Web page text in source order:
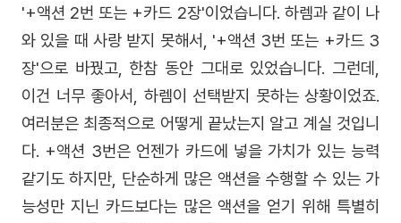
'+액션 2번 또는 +카드 2장'이었습니다. 하렘과 같이 나
와 있을 때 사랑 받지 못해서, '+액션 3번 또는 +카드 3
장'으로 바꿨고, 한참 동안 그대로 있었습니다. 그런데,
이건 너무 좋아서, 하렘이 선택받지 못하는 상황이었죠.
여러분은 최종적으로 어떻게 끝났는지 알고 계실 것입니
다. +액션 3번은 언젠가 카드에 넣을 가치가 있는 능력
같기도 하지만, 단순하게 많은 액션을 수행할 수 있는 가
능성만 지닌 카드보다는 많은 액션을 얻기 위해 특별히